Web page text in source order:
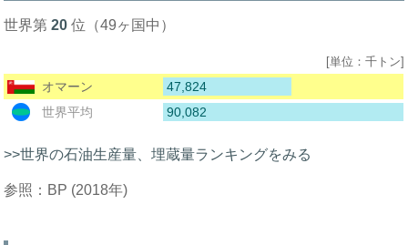
世界第20 位（49ヶ国中）
[単位：千トン]
オマーン
47,824
世界平均
90,082
>>世界の石油生産量、埋蔵量ランキングをみる
参照：BP (2018年)